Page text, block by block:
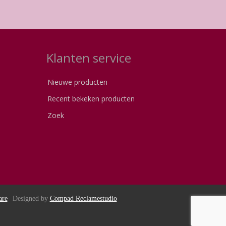
Klanten service
Nieuwe producten
Recent bekeken producten
Zoek
Designed by Compad Reclamestudio